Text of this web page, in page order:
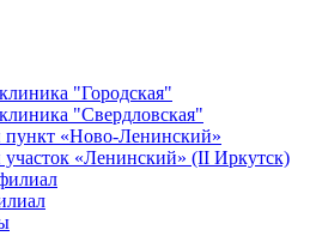
"Городская"
"Свердловская"
«Ново-Ленинский»
«Ленинский» (II Иркутск)